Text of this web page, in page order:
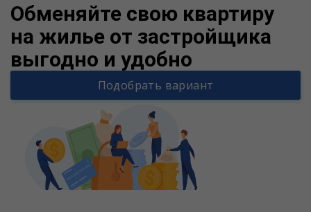
Обменяйте свою квартиру
на жилье от застройщика
выгодно и удобно
Подобрать вариант